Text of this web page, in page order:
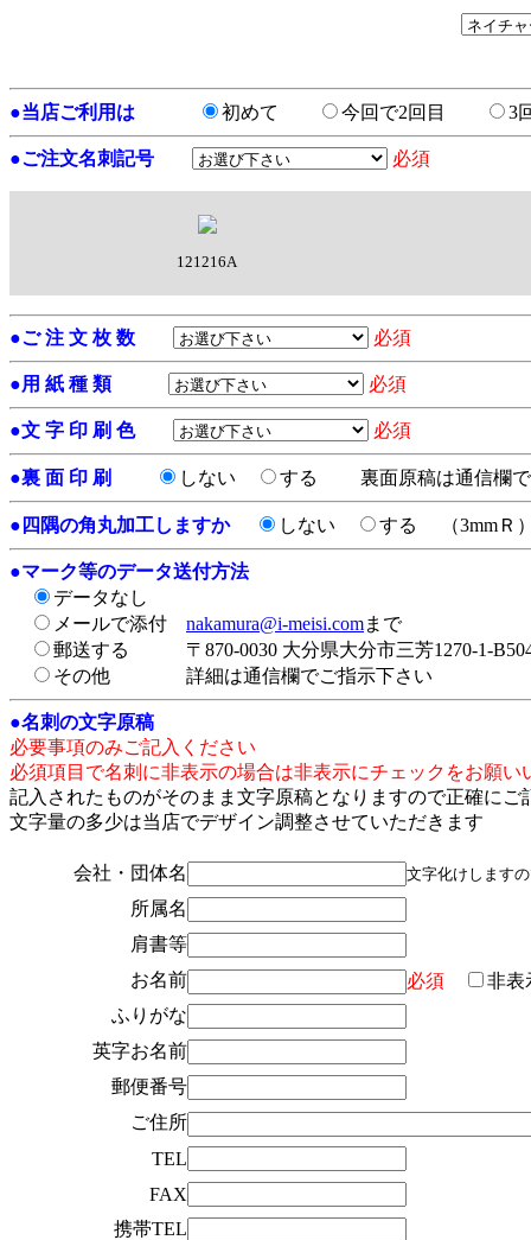
●当店ご利用は 初めて 今回で2回目 3
●ご注文名刺記号 必須
121216A
●ご 注 文 枚 数 必須
●用 紙 種 類 必須
●文 字 印 刷 色 必須
●裏 面 印 刷 しない する 裏面原稿は通信欄
● 四隅の角丸加工しますか しない する （3mmＲ
●マーク等のデータ送付方法
データなし
メールで添付 nakamura@i-meisi.comまで
郵送する 〒870-0030 大分県大分市三芳1270-1-
その他 詳細は通信欄でご指示下さい
●名刺の文字原稿
必要事項のみご記入ください
必須項目で名刺に非表示の場合は非表示にチェックをお願い
記入されたものがそのまま文字原稿となりますので正確にご
文字量の多少は当店でデザイン調整させていただきます
会社・団体名 文字化けします
所属名
肩書等
お名前
必須
非表
ふりがな
英字お名前
郵便番号
ご住所
TEL
FAX
携帯TEL